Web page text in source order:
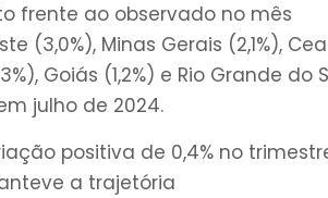
frente ao observado no mês
(3,0%), Minas Gerais (2,1%),
Goiás (1,2%) e Rio Grande do
julho de 2024.
positiva de 0,4% no
a trajetória